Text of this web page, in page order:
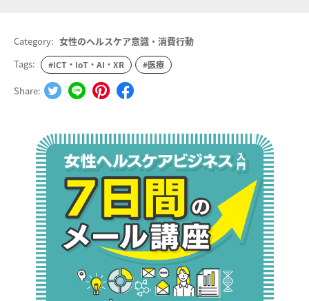
Category: 女性のヘルスケア意識・消費行動
Tags:
#ICT・IoT・AI・XR #医療
Share: